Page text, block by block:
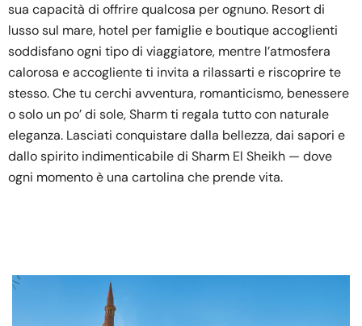
sua capacità di offrire qualcosa per ognuno. Resort di
lusso sul mare, hotel per famiglie e boutique accoglienti
soddisfano ogni tipo di viaggiatore, mentre l’atmosfera
calorosa e accogliente ti invita a rilassarti e riscoprire te
stesso. Che tu cerchi avventura, romanticismo, benessere
o solo un po’ di sole, Sharm ti regala tutto con naturale
eleganza. Lasciati conquistare dalla bellezza, dai sapori e
dallo spirito indimenticabile di Sharm El Sheikh — dove
ogni momento è una cartolina che prende vita.